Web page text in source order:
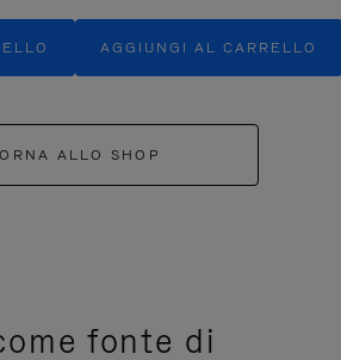
AGGIUNGI AL CARRELLO
ALLO SHOP
fonte di